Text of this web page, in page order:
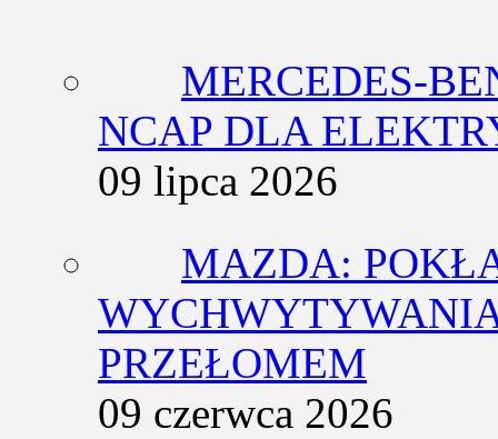
MERCEDES-
NCAP DLA
09 lipca 2026
MAZDA:
PRZEŁOMEM
09 czerwca 2026